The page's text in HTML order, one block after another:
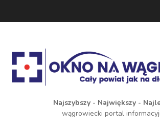
Najszybszy - Największy -
wągrowiecki portal